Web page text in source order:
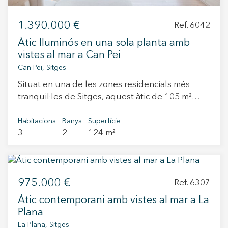
zones més demandades de Sitges. Viu on
Mereixes Viure
1.390.000 € Ref. 6042
Àtic lluminós en una sola planta amb
vistes al mar a Can Pei
Can Pei, Sitges
Situat en una de les zones residencials més
tranquil·les de Sitges, aquest àtic de 105 m²
una orientada al sud amb vistes al mar i una
altra al nord, que permeten gaudir de sol o
pràctica, tota en una planta. L’ampli saló-
la qual cosa li aporta molta llum i ventilació
creuada. La cuina és independent i està
completament equipada. La zona de nit disposa
Habitacions
3
Banys
2
Superfície
124 m²
975.000 € Ref. 6307
Átic contemporani amb vistes al mar a La
Plana
La Plana, Sitges